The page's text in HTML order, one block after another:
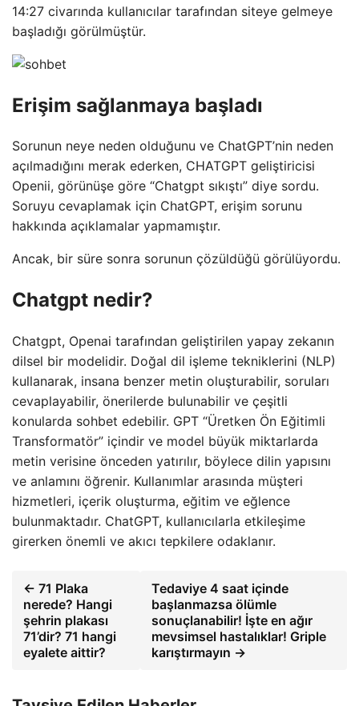
14:27 civarında kullanıcılar tarafından siteye gelmeye
başladığı görülmüştür.
Erişim sağlanmaya başladı
Sorunun neye neden olduğunu ve ChatGPT’nin neden
açılmadığını merak ederken, CHATGPT geliştiricisi
Openii, görünüşe göre “Chatgpt sıkıştı” diye sordu.
Soruyu cevaplamak için ChatGPT, erişim sorunu
hakkında açıklamalar yapmamıştır.
Ancak, bir süre sonra sorunun çözüldüğü görülüyordu.
Chatgpt nedir?
Chatgpt, Openai tarafından geliştirilen yapay zekanın
dilsel bir modelidir. Doğal dil işleme tekniklerini (NLP)
kullanarak, insana benzer metin oluşturabilir, soruları
cevaplayabilir, önerilerde bulunabilir ve çeşitli
konularda sohbet edebilir. GPT “Üretken Ön Eğitimli
Transformatör” içindir ve model büyük miktarlarda
metin verisine önceden yatırılır, böylece dilin yapısını
ve anlamını öğrenir. Kullanımlar arasında müşteri
hizmetleri, içerik oluşturma, eğitim ve eğlence
bulunmaktadır. ChatGPT, kullanıcılarla etkileşime
girerken önemli ve akıcı tepkilere odaklanır.
← 71 Plaka
nerede? Hangi
şehrin plakası
71’dir? 71 hangi
eyalete aittir?
Tedaviye 4 saat içinde
başlanmazsa ölümle
sonuçlanabilir! İşte en ağır
mevsimsel hastalıklar! Griple
karıştırmayın →